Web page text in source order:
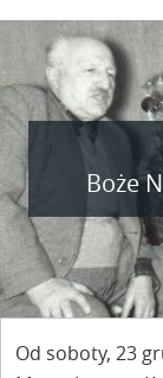
z jednej strony
drugiej zaś –
zwyczaje. Część
Barbary
Boże
Od soboty, 23